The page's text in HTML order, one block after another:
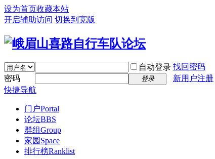
设为首页收藏本站
开启辅助访问 切换到宽版
自动登录 找回密码
密码
登录
新用户注册
快捷导航
门户Portal
论坛BBS
群组Group
家园 Space
排行榜Ranklist